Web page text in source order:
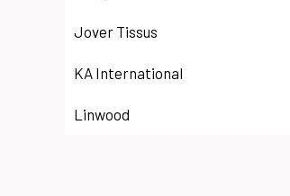
Jover Tissus
KA International
Linwood